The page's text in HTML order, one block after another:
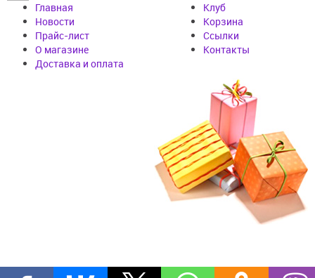
Главная
Новости
Прайс-лист
О магазине
Доставка и оплата
Клуб
Корзина
Cсылки
Контакты